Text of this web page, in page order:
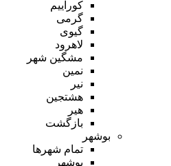
کوراییم
گرمی
گیوی
لاهرود
مشگین شهر
نمین
نیر
هشتجین
هیر
بازگشت
بوشهر
تمام شهر‌ها
بوشهر